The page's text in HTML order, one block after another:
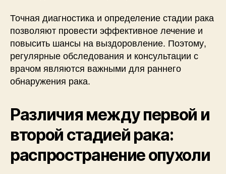
Точная диагностика и определение стадии рака
позволяют провести эффективное лечение и
повысить шансы на выздоровление. Поэтому,
регулярные обследования и консультации с
врачом являются важными для раннего
обнаружения рака.
Различия между первой и
второй стадией рака:
распространение опухоли